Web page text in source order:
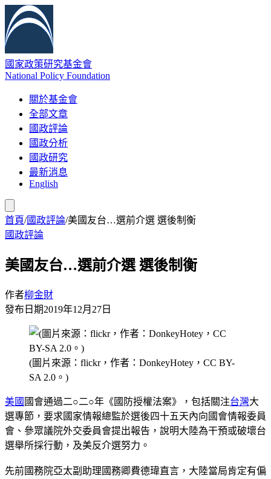
國家政策研究基金會
National Policy Foundation
關於基金會
全部文章
國政評論
國政分析
國政研究
最新消息
English
首頁/國政評論/美國友台…選前介選 選後制衡
國政評論
美國友台…選前介選 選後制衡
作者柳金財
發布日期2019年12月27日
(圖片來源：flickr，作者：DonkeyHotey，CC BY-
SA 2.0。)
美國 國會通過二○二○年《國防授權法案》，包括關注台灣大
選專節，要求國家情報總監於選後四十五天內向國會情報委員
會、參眾議院外交委員會提出報告，說明大陸為干預或破壞台
選舉所採行動，及美反介選努力。
先前國務院亞太副助理國務卿費德瑋直言，大陸當局肯定有偏